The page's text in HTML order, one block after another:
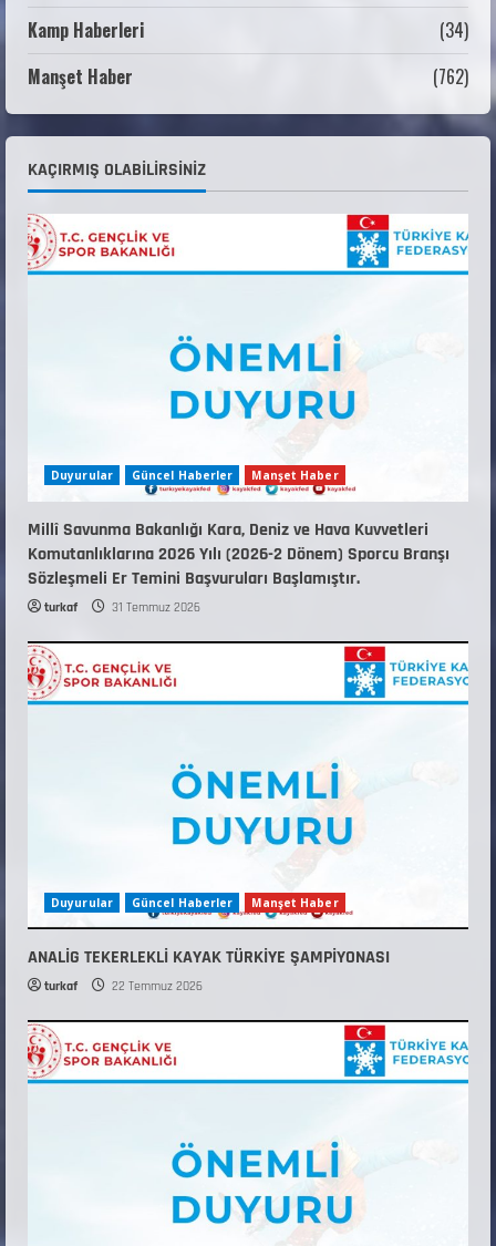
3
ANALİG TEKERLEKLİ KAYAK TÜRKİYE
ŞAMPİYONASI GÖREVLİ LİSTESİ
Belirlendi
KAYAKLI KOŞU VE BİATHLON 3.KADEME
Kamp Haberleri
(34)
Manşet Haber
(762)
KAÇIRMIŞ OLABILIRSINIZ
Duyurular Güncel Haberler Manşet Haber
Millî Savunma Bakanlığı Kara, Deniz ve Hava Kuvvetleri
Komutanlıklarına 2026 Yılı (2026-2 Dönem) Sporcu Branşı
Sözleşmeli Er Temini Başvuruları Başlamıştır.
turkaf 31 Temmuz 2026
Duyurular Güncel Haberler Manşet Haber
ANALİG TEKERLEKLİ KAYAK TÜRKİYE ŞAMPİYONASI
turkaf 22 Temmuz 2026